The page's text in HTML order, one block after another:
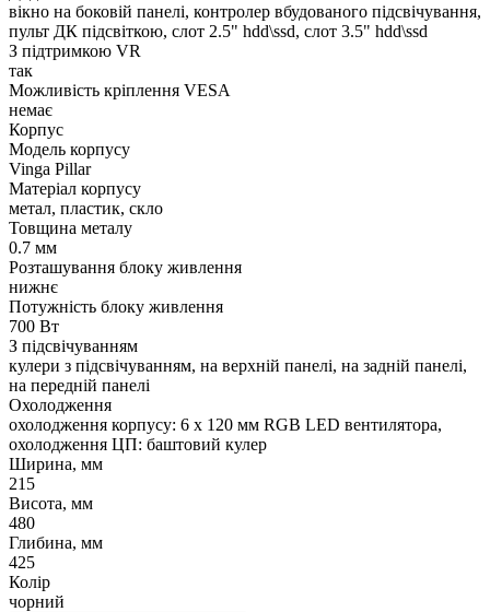
вікно на боковій панелі, контролер вбудованого підсвічування,
пульт ДК підсвіткою, слот 2.5" hdd\ssd, слот 3.5" hdd\ssd
З підтримкою VR
так
Можливість кріплення VESA
немає
Корпус
Модель корпусу
Vinga Pillar
Матеріал корпусу
метал, пластик, скло
Товщина металу
0.7 мм
Розташування блоку живлення
нижнє
Потужність блоку живлення
700 Вт
З підсвічуванням
кулери з підсвічуванням, на верхній панелі, на задній панелі,
на передній панелі
Охолодження
охолодження корпусу: 6 x 120 мм RGB LED вентилятора,
охолодження ЦП: баштовий кулер
Ширина, мм
215
Висота, мм
480
Глибина, мм
425
Колір
чорний